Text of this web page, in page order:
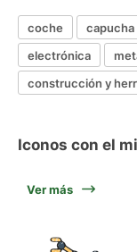
coche capucha
electrónica
construcción y
Iconos con el
Ver más